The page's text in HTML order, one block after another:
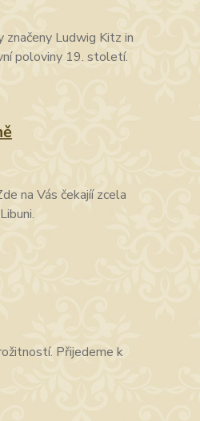
značeny Ludwig Kitz in
poloviny 19. století.
na Vás čekajíí zcela
Přijedeme k